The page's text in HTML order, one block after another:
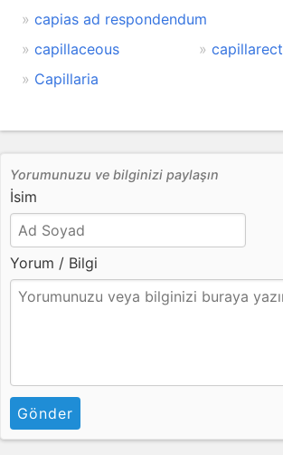
capias ad respondendum
capillaceous
Capillaria
Yorumunuzu ve bilginizi paylaşın
İsim
Yorum / Bilgi
Gönder